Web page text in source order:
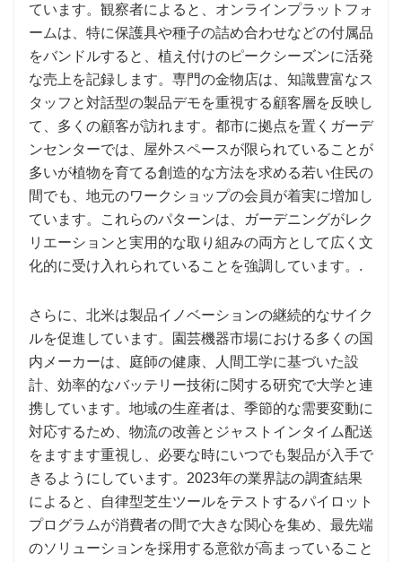
ています。観察者によると、オンラインプラットフォ
ームは、特に保護具や種子の詰め合わせなどの付属品
をバンドルすると、植え付けのピークシーズンに活発
な売上を記録します。専門の金物店は、知識豊富なス
タッフと対話型の製品デモを重視する顧客層を反映し
て、多くの顧客が訪れます。都市に拠点を置くガーデ
ンセンターでは、屋外スペースが限られていることが
多いが植物を育てる創造的な方法を求める若い住民の
間でも、地元のワークショップの会員が着実に増加し
ています。これらのパターンは、ガーデニングがレク
リエーションと実用的な取り組みの両方として広く文
化的に受け入れられていることを強調しています。.
さらに、北米は製品イノベーションの継続的なサイク
ルを促進しています。園芸機器市場における多くの国
内メーカーは、庭師の健康、人間工学に基づいた設
計、効率的なバッテリー技術に関する研究で大学と連
携しています。地域の生産者は、季節的な需要変動に
対応するため、物流の改善とジャストインタイム配送
をますます重視し、必要な時にいつでも製品が入手で
きるようにしています。2023年の業界誌の調査結果
によると、自律型芝生ツールをテストするパイロット
プログラムが消費者の間で大きな関心を集め、最先端
のソリューションを採用する意欲が高まっていること